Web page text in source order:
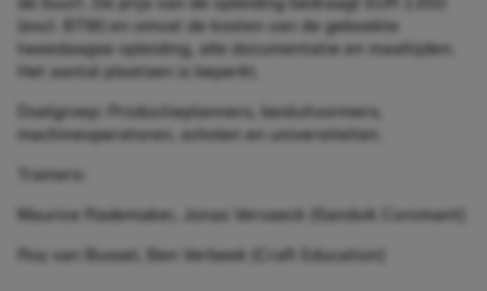
(excl. BTW) en omvat de kosten van de geboekte
tweedaagse opleiding, alle documentatie en maaltijden.
Het aantal plaatsen is beperkt.
Doelgroep: Productieplanners, besluitvormers,
machineoperatoren, scholen en universiteiten.
Trainers:
Maurice Rademaker, Jonas Vervaeck (Sandvik Coromant)
Roy van Bussel, Ben Verbeek (Craft Education)